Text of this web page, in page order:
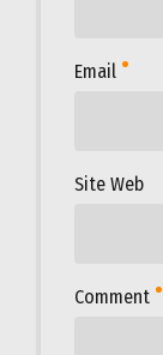
Comment
Email
Site Web